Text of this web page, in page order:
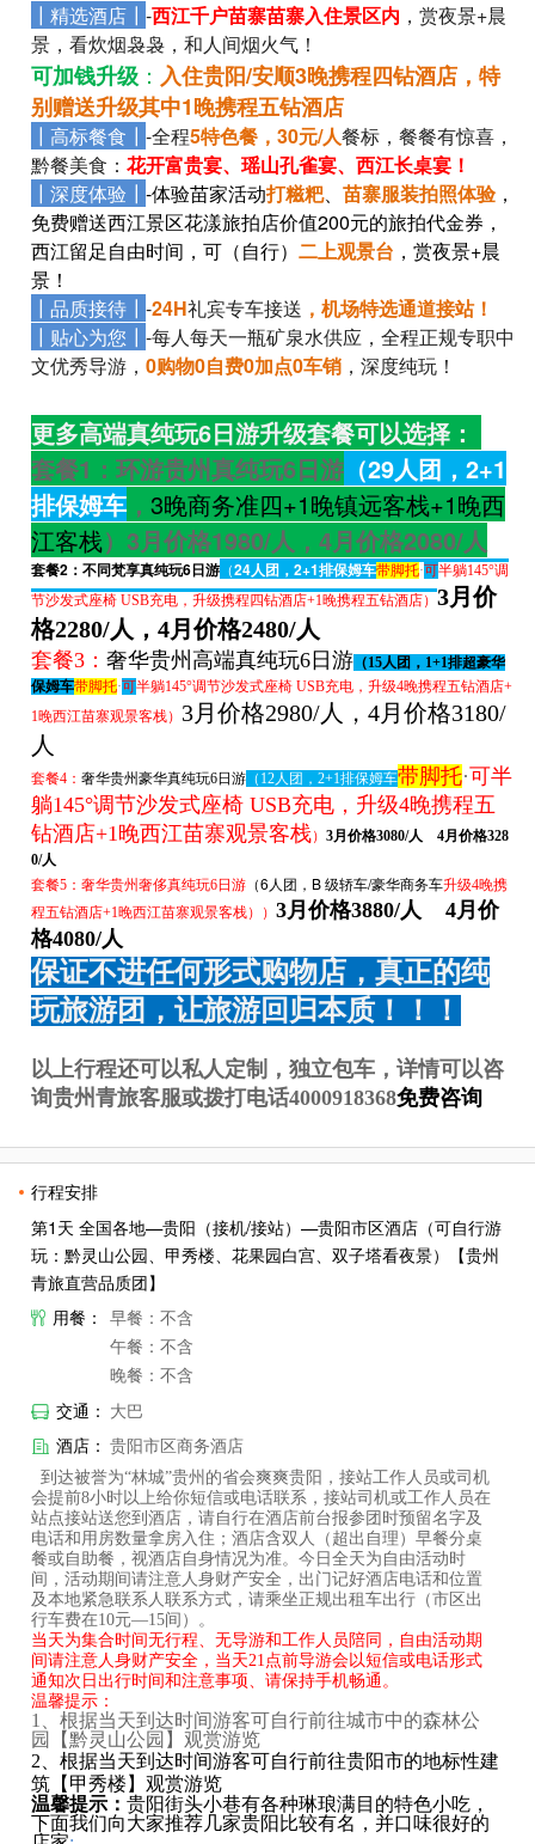
┃精选酒店┃-西江千户苗寨苗寨入住景区内 ，赏夜景+晨
景，看炊烟袅袅，和人间烟火气！
可加钱升级 ： 入住贵阳/安顺3晚携程四钻酒店，特
别赠送升级其中1晚携程五钻酒店
┃高标餐食┃-全程5特色餐，30元/人餐标，餐餐有惊喜，
黔餐美食：花开富贵宴、瑶山孔雀宴、西江长桌宴！
┃深度体验┃-体验苗家活动打糍粑、苗寨服装拍照体验，
免费赠送西江景区花漾旅拍店价值200元的旅拍代金券，
西江留足自由时间，可（自行）二上观景台 ，赏夜景+晨
景！
┃品质接待┃-24H礼宾专车接送 ，机场特选通道接站！
┃贴心为您┃-每人每天一瓶矿泉水供应，全程正规专职中
文优秀导游，0购物0自费0加点0车销 ，深度纯玩！
更多高端真纯玩6日游升级套餐可以选择：
套餐1 ：环游贵州真纯玩6日游 （29人团，2+1
排保姆车 ，3晚商务准四+1晚镇远客栈+1晚西
江客栈） 3月价格1980/人，4月价格2080/人
套餐2 ：不同梵享真纯玩6日游 （24人团，2+1排保姆车带脚托·可半躺145°调
节沙发式座椅 USB充电，升级携程四钻酒店+1晚携程五钻酒店）3月价
格2280/人，4月价格2480/人
套餐3：奢华贵州高端真纯玩6日游 （15人团，1+1排超豪华
保姆车带脚托·可半躺145°调节沙发式座椅 USB充电，升级4晚携程五钻酒店+
1晚西江苗寨观景客栈） 3月价格2980/人，4月价格3180/
人
套餐4：奢华贵州豪华真纯玩6日游 （ 12人团，2+1排保姆车带脚托·可半
躺145°调节沙发式座椅 USB充电，升级4晚携程五
钻酒店+1晚西江苗寨观景客栈）3月价格3080/人 4月价格328
0/人
套餐5：奢华贵州奢侈真纯玩6日游 （6人团， B 级轿车/豪华商务车升级4晚携
程五钻酒店+1晚西江苗寨观景客栈） ）3月价格3880/人 4月价
格4080/人
保证不进任何形式购物店，真正的纯
玩旅游团，让旅游回归本质！！！
以上行程还可以私人定制，独立包车，详情可以咨
询贵州青旅客服或拨打电话4000918368免费咨询
行程安排
第1天 全国各地—贵阳（接机/接站）—贵阳市区酒店（可自行游
玩：黔灵山公园、甲秀楼、花果园白宫、双子塔看夜景）【贵州
青旅直营品质团】
用餐： 早餐：不含
午餐：不含
晚餐：不含
交通： 大巴
酒店： 贵阳市区商务酒店
到达被誉为“林城”贵州的省会爽爽贵阳，接站工作人员或司机
会提前8小时以上给你短信或电话联系，接站司机或工作人员在
站点接站送您到酒店，请自行在酒店前台报参团时预留名字及
电话和用房数量拿房入住；酒店含双人（超出自理）早餐分桌
餐或自助餐，视酒店自身情况为准。今日全天为自由活动时
间，活动期间请注意人身财产安全，出门记好酒店电话和位置
及本地紧急联系人联系方式，请乘坐正规出租车出行（市区出
行车费在10元—15间）。
当天为集合时间无行程、无导游和工作人员陪同，自由活动期
间请注意人身财产安全，当天21点前导游会以短信或电话形式
通知次日出行时间和注意事项、请保持手机畅通。
温馨提示：
​1
、根据当天到达时间游客可自行前往城市中的森林公
园【黔灵山公园】观赏游览
2、根据当天到达时间游客可自行前往贵阳市的地标性建
筑【甲秀楼】观赏游览
温馨提示：贵阳街头小巷有各种琳琅满目的特色小吃，
下面我们向大家推荐几家贵阳比较有名，并口味很好的